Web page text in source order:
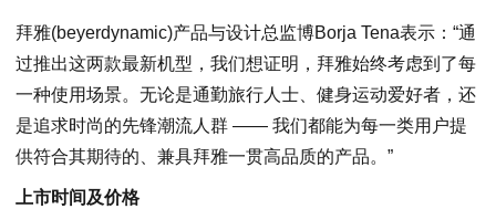
拜雅(beyerdynamic)产品与设计总监博Borja Tena表示：“通
过推出这两款最新机型，我们想证明，拜雅始终考虑到了每
一种使用场景。无论是通勤旅行人士、健身运动爱好者，还
是追求时尚的先锋潮流人群 —— 我们都能为每一类用户提
供符合其期待的、兼具拜雅一贯高品质的产品。”
上市时间及价格